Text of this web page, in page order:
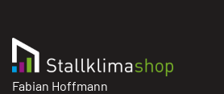
Fabian Hoffmann